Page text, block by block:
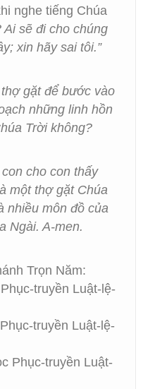
nghe tiếng Chúa
Ai sẽ đi cho chúng
xin hãy sai tôi.”
gặt để bước vào
những linh hồn
Trời không?
cho con thấy
một thợ gặt Chúa
nhiều môn đồ của
Ngài. A-men.
Trọn Năm:
truyền Luật-lệ-
truyền Luật-lệ-
Phục-truyền Luật-